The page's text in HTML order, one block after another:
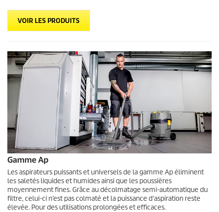
VOIR LES PRODUITS
Gamme Ap
Les aspirateurs puissants et universels de la gamme Ap éliminent
les saletés liquides et humides ainsi que les poussières
moyennement fines. Grâce au décolmatage semi-automatique du
filtre, celui-ci n’est pas colmaté et la puissance d'aspiration reste
élevée. Pour des utilisations prolongées et efficaces.